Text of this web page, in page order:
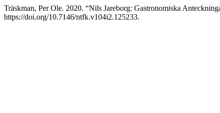
Träskman, Per Ole. 2020. “Nils Jareborg: Gastronomiska
https://doi.org/10.7146/ntfk.v104i2.125233.